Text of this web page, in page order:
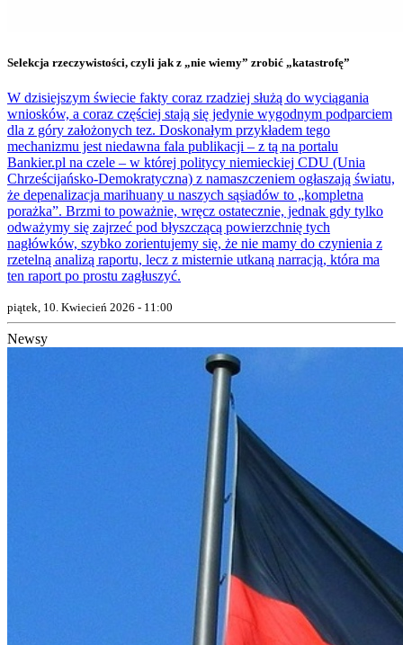
Selekcja rzeczywistości, czyli jak z „nie wiemy” zrobić „katastrofę”
W dzisiejszym świecie fakty coraz rzadziej służą do wyciągania
wniosków, a coraz częściej stają się jedynie wygodnym podparciem
dla z góry założonych tez. Doskonałym przykładem tego
mechanizmu jest niedawna fala publikacji – z tą na portalu
Bankier.pl na czele – w której politycy niemieckiej CDU (Unia
Chrześcijańsko-Demokratyczna) z namaszczeniem ogłaszają światu,
że depenalizacja marihuany u naszych sąsiadów to „kompletna
porażka”. Brzmi to poważnie, wręcz ostatecznie, jednak gdy tylko
odważymy się zajrzeć pod błyszczącą powierzchnię tych
nagłówków, szybko zorientujemy się, że nie mamy do czynienia z
rzetelną analizą raportu, lecz z misternie utkaną narracją, która ma
ten raport po prostu zagłuszyć.
piątek, 10. Kwiecień 2026 - 11:00
Newsy